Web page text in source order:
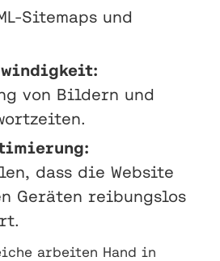
Sitemaps und
von Bildern und
dass die Website
Geräten reibungslos
arbeiten Hand in